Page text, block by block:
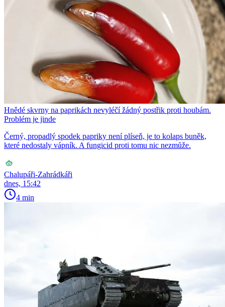
Hnědé skvrny na paprikách nevyléčí žádný postřik proti houbám.
Problém je jinde
Černý, propadlý spodek papriky není plíseň, je to kolaps buněk,
které nedostaly vápník. A fungicid proti tomu nic nezmůže.
Chalupáři-Zahrádkáři
dnes, 15:42
4 min